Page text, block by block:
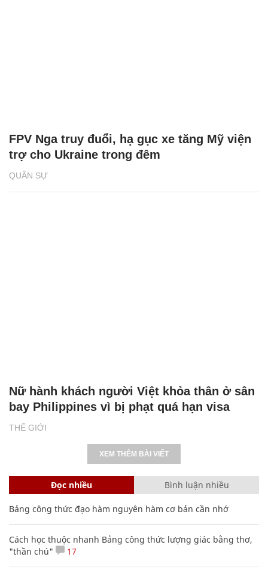
QUÂN SỰ
FPV Nga truy đuổi, hạ gục xe tăng Mỹ viện
trợ cho Ukraine trong đêm
THẾ GIỚI
Nữ hành khách người Việt khỏa thân ở sân
bay Philippines vì bị phạt quá hạn visa
XEM THÊM BÀI VIẾT
Đọc nhiều Bình luận nhiều
Bảng công thức đạo hàm nguyên hàm cơ bản cần nhớ
Cách học thuộc nhanh Bảng công thức lượng giác bằng thơ,
"thần chú"
17